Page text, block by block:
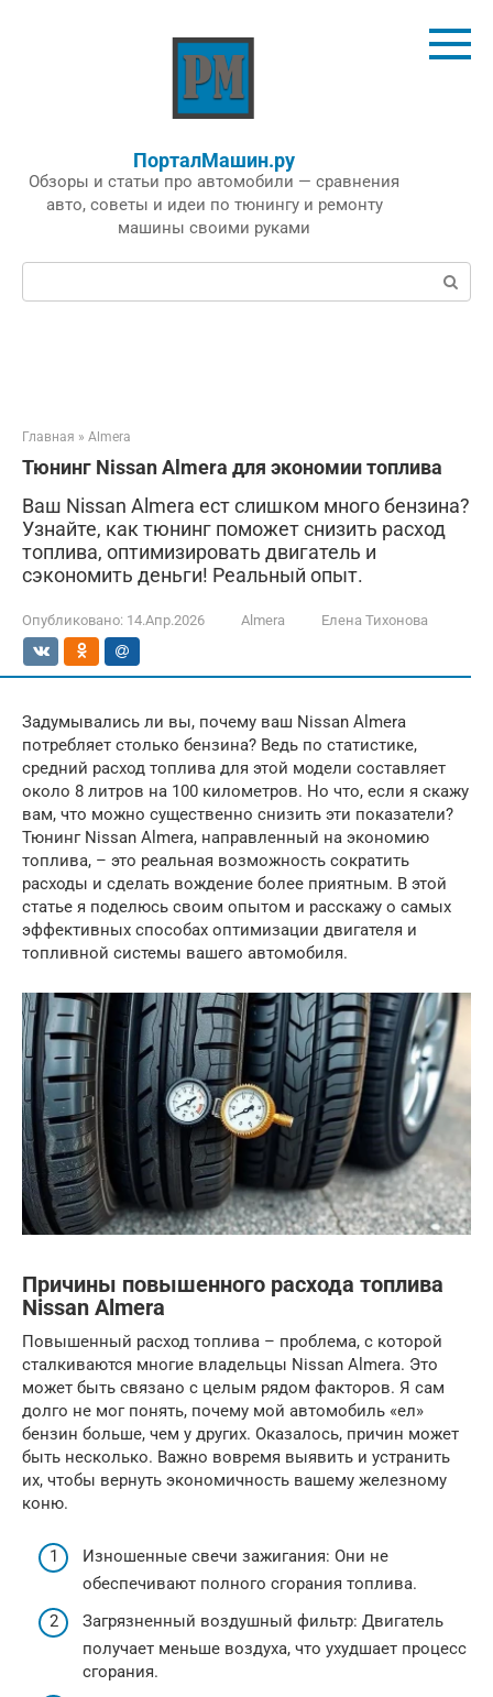
ПорталМашин.ру
Обзоры и статьи про автомобили — сравнения
авто, советы и идеи по тюнингу и ремонту
машины своими руками
Поиск:
Главная » Almera
Тюнинг Nissan Almera для экономии топлива
Ваш Nissan Almera ест слишком много бензина?
Узнайте, как тюнинг поможет снизить расход
топлива, оптимизировать двигатель и
сэкономить деньги! Реальный опыт.
Опубликовано: 14.Апр.2026 Almera Елена Тихонова
Задумывались ли вы, почему ваш Nissan Almera
потребляет столько бензина? Ведь по статистике,
средний расход топлива для этой модели составляет
около 8 литров на 100 километров. Но что, если я скажу
вам, что можно существенно снизить эти показатели?
Тюнинг Nissan Almera, направленный на экономию
топлива, – это реальная возможность сократить
расходы и сделать вождение более приятным. В этой
статье я поделюсь своим опытом и расскажу о самых
эффективных способах оптимизации двигателя и
топливной системы вашего автомобиля.
Причины повышенного расхода топлива
Nissan Almera
Повышенный расход топлива – проблема, с которой
сталкиваются многие владельцы Nissan Almera. Это
может быть связано с целым рядом факторов. Я сам
долго не мог понять, почему мой автомобиль «ел»
бензин больше, чем у других. Оказалось, причин может
быть несколько. Важно вовремя выявить и устранить
их, чтобы вернуть экономичность вашему железному
коню.
Изношенные свечи зажигания: Они не
обеспечивают полного сгорания топлива.
Загрязненный воздушный фильтр: Двигатель
получает меньше воздуха, что ухудшает процесс
сгорания.